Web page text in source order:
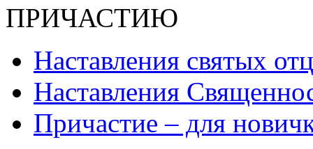
ПРИЧАСТИЮ
Наставления святых
Наставления
Причастие – для